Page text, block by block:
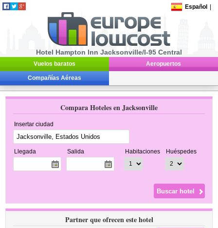
Español
Hotel Hampton Inn Jacksonville/I-95 Central
Vuelos baratos Aeropuertos
Compañías Aéreas
Compara Hoteles en Jacksonville
Insertar ciudad
Llegada Salida Habitaciones Huéspedes
Partner que ofrecen este hotel